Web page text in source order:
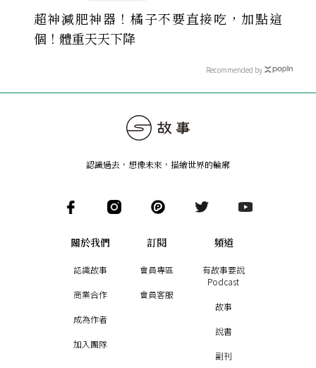
超神減肥神器！橘子不要直接吃，加點這
個！體重天天下降
Recommended by
認識過去，想像未來 ， 描繪世界的輪廓
關於我們
認識故事
商業合作
成為作者
加入團隊
訂閱
會員專區
會員客服
頻道
有故事要說
Podcast
故事
說書
副刊